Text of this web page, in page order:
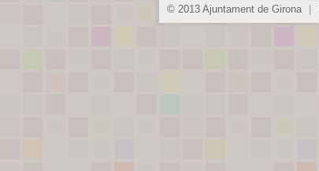
© 2013 Ajuntament de Girona